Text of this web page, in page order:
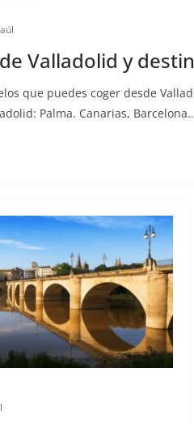
Valladolid y
que puedes coger desde
Palma. Canarias,